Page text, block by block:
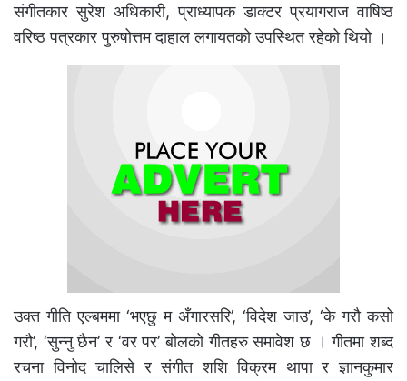
संगीतकार सुरेश अधिकारी, प्राध्यापक डाक्टर प्रयागराज वाषिष्ठ
वरिष्ठ पत्रकार पुरुषोत्तम दाहाल लगायतको उपस्थित रहेको थियो ।
उक्त गीति एल्बममा ‘भएछु म अँगारसरि’, ‘विदेश जाउ’, ‘के गरौ कसो
गरौ’, ‘सुन्नु छैन’ र ‘वर पर’ बोलको गीतहरु समावेश छ । गीतमा शब्द
रचना विनोद चालिसे र संगीत शशि विक्रम थापा र ज्ञानकुमार